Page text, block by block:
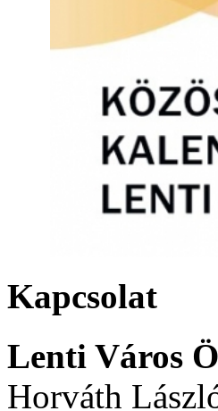
Kapcsolat
Lenti Város
Horváth